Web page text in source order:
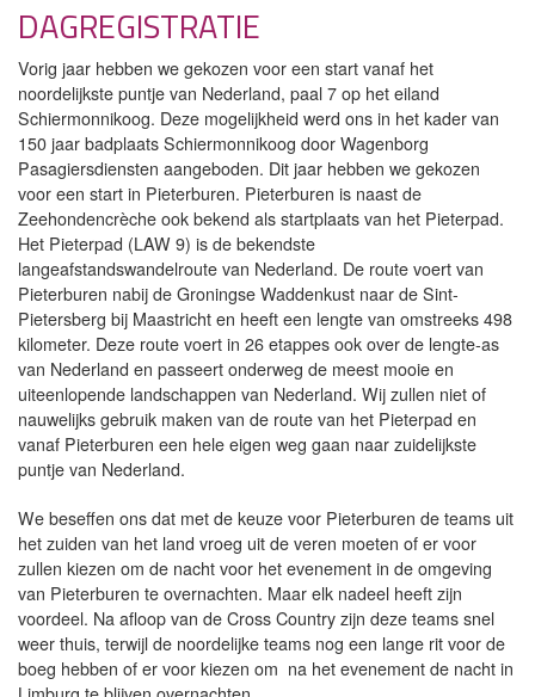
DAGREGISTRATIE
Vorig jaar hebben we gekozen voor een start vanaf het
noordelijkste puntje van Nederland, paal 7 op het eiland
Schiermonnikoog. Deze mogelijkheid werd ons in het kader van
150 jaar badplaats Schiermonnikoog door Wagenborg
Pasagiersdiensten aangeboden. Dit jaar hebben we gekozen
voor een start in Pieterburen. Pieterburen is naast de
Zeehondencrèche ook bekend als startplaats van het Pieterpad.
Het Pieterpad (LAW 9) is de bekendste
langeafstandswandelroute van Nederland. De route voert van
Pieterburen nabij de Groningse Waddenkust naar de Sint-
Pietersberg bij Maastricht en heeft een lengte van omstreeks 498
kilometer. Deze route voert in 26 etappes ook over de lengte-as
van Nederland en passeert onderweg de meest mooie en
uiteenlopende landschappen van Nederland. Wij zullen niet of
nauwelijks gebruik maken van de route van het Pieterpad en
vanaf Pieterburen een hele eigen weg gaan naar zuidelijkste
puntje van Nederland.
We beseffen ons dat met de keuze voor Pieterburen de teams uit
het zuiden van het land vroeg uit de veren moeten of er voor
zullen kiezen om de nacht voor het evenement in de omgeving
van Pieterburen te overnachten. Maar elk nadeel heeft zijn
voordeel. Na afloop van de Cross Country zijn deze teams snel
weer thuis, terwijl de noordelijke teams nog een lange rit voor de
boeg hebben of er voor kiezen om na het evenement de nacht in